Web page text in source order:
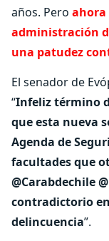
años. Pero ahora
administración
una patudez
El senador de
“Infeliz término
que esta nueva
Agenda de
facultades que
@Carabdechile
contradictorio
delincuencia”.